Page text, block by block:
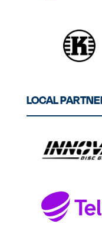
LOCAL